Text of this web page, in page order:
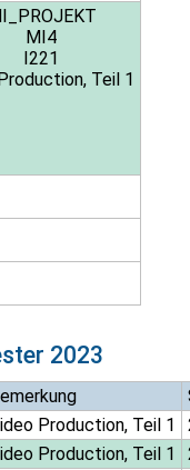
MI4
I221
Teil 1
2023
Production, Teil 1
Production, Teil 1